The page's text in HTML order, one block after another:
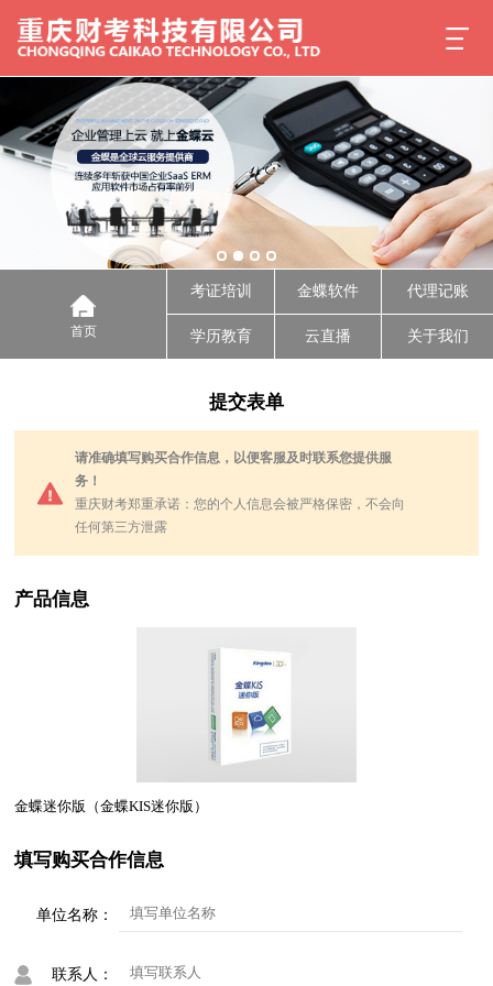
首页
考证培训 金蝶软件 代理记账
学历教育 云直播 关于我们
提交表单
请准确填写购买合作信息，以便客服及时联系您提供服
务！
重庆财考郑重承诺：您的个人信息会被严格保密，不会向
任何第三方泄露
产品信息
金蝶迷你版（金蝶KIS迷你版）
填写购买合作信息
单位名称：
联系人：